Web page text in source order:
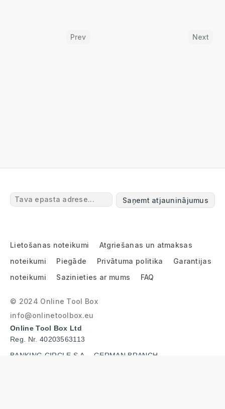
Prev Next
Saņemt atjauninājumus
Lietošanas noteikumi
Atgriešanas un atmaksas
noteikumi
Piegāde Privātuma politika
Garantijas
noteikumi
Sazinieties ar mums FAQ
© 2024 Online Tool Box
info@onlinetoolbox.eu
Online Tool Box Ltd
Reg. Nr. 40203563113
BANKING CIRCLE S.A. - GERMAN BRANCH